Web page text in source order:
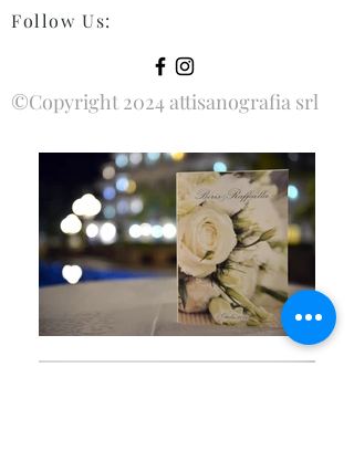
Follow Us:
©Copyright 2024 attisanografia srl